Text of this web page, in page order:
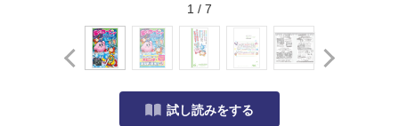
1 / 7
試し読みをする